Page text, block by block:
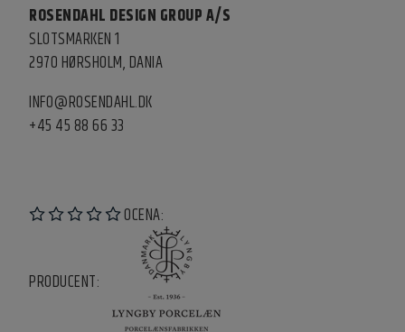
ROSENDAHL DESIGN GROUP A/S
SLOTSMARKEN 1
2970 HØRSHOLM, DANIA
INFO@ROSENDAHL.DK
+45 45 88 66 33
OCENA:
PRODUCENT: